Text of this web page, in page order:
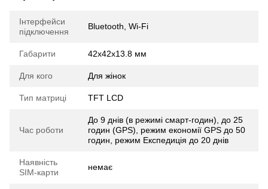
Інтерфейси
підключення
Bluetooth, Wi-Fi
Габарити 42x42x13.8 мм
Для кого Для жінок
Тип матриці TFT LCD
Час роботи
До 9 днів (в режимі смарт-годин), до 25
годин (GPS), режим економії GPS до 50
годин, режим Експедиція до 20 днів
Наявність
SIM-карти
немає